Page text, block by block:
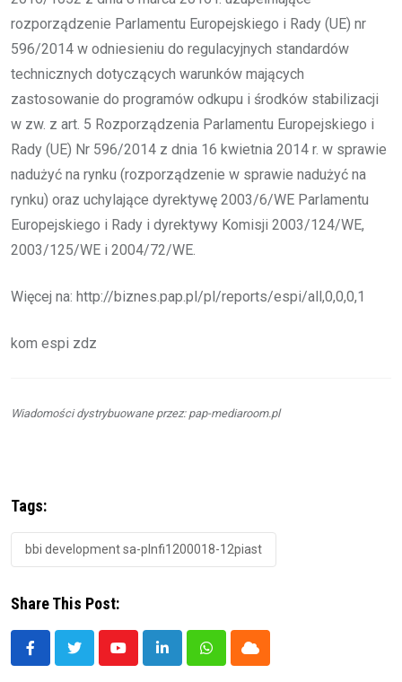
rozporządzenie Parlamentu Europejskiego i Rady (UE) nr
596/2014 w odniesieniu do regulacyjnych standardów
technicznych dotyczących warunków mających
zastosowanie do programów odkupu i środków stabilizacji
w zw. z art. 5 Rozporządzenia Parlamentu Europejskiego i
Rady (UE) Nr 596/2014 z dnia 16 kwietnia 2014 r. w sprawie
nadużyć na rynku (rozporządzenie w sprawie nadużyć na
rynku) oraz uchylające dyrektywę 2003/6/WE Parlamentu
Europejskiego i Rady i dyrektywy Komisji 2003/124/WE,
2003/125/WE i 2004/72/WE.
Więcej na: http://biznes.pap.pl/pl/reports/espi/all,0,0,0,1
kom espi zdz
Wiadomości dystrybuowane przez: pap-mediaroom.pl
Tags:
bbi development sa-plnfi1200018-12piast
Share This Post:
YoutubeLinkedInWhatsappCloud